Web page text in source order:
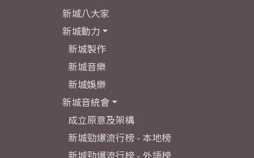
新城八大家
新城動力
新城製作
新城音樂
新城娛樂
新城音統會
成立原意及架構
新城勁爆流行榜 - 本地榜
新城勁爆流行榜 - 外語榜